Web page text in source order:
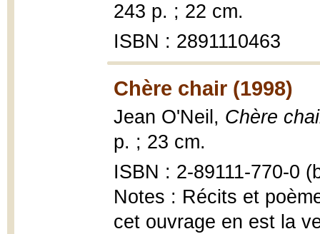
243 p. ; 22 cm.
ISBN : 2891110463
Chère chair (1998)
Jean O'Neil, Chère
p. ; 23 cm.
ISBN : 2-89111-770-0
Notes : Récits et
cet ouvrage en est la